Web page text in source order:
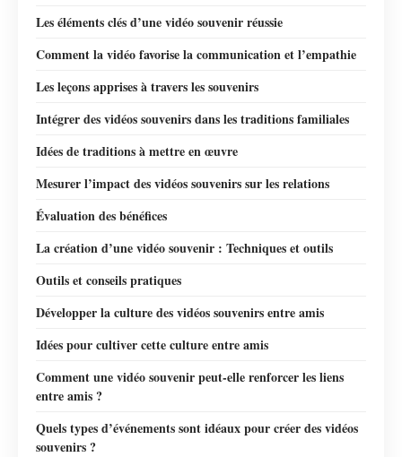
Les éléments clés d’une vidéo souvenir réussie
Comment la vidéo favorise la communication et l’empathie
Les leçons apprises à travers les souvenirs
Intégrer des vidéos souvenirs dans les traditions familiales
Idées de traditions à mettre en œuvre
Mesurer l’impact des vidéos souvenirs sur les relations
Évaluation des bénéfices
La création d’une vidéo souvenir : Techniques et outils
Outils et conseils pratiques
Développer la culture des vidéos souvenirs entre amis
Idées pour cultiver cette culture entre amis
Comment une vidéo souvenir peut-elle renforcer les liens
entre amis ?
Quels types d’événements sont idéaux pour créer des vidéos
souvenirs ?